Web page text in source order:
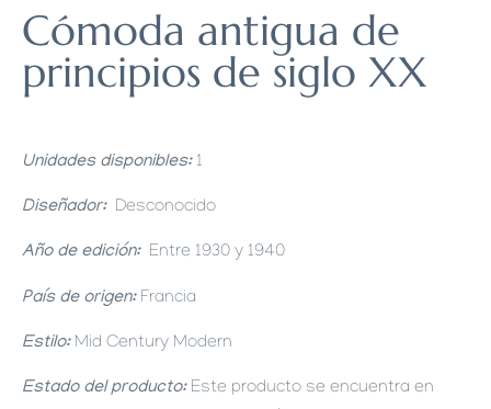
Cómoda antigua de
principios de siglo XX
Unidades disponibles: 1
Diseñador:Desconocido
Año de edición: Entre 1930 y 1940
País de origen: Francia
Estilo:Mid Century Modern
Estado del producto: Este producto se encuentra en